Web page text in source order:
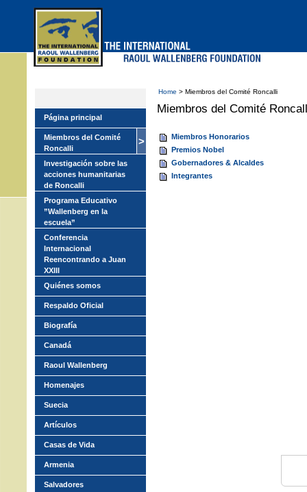
Home > Miembros del Comité Roncalli
Miembros del Comité
Miembros Honorarios
Premios Nobel
Gobernadores & Alcaldes
Integrantes
Página principal
Miembros del Comité
Roncalli
Investigación sobre las
acciones humanitarias
de Roncalli
Programa Educativo
”Wallenberg en la
escuela”
Conferencia
Internacional
Reencontrando a Juan
XXIII
Quiénes somos
Respaldo Oficial
Biografía
Canadá
Raoul Wallenberg
Homenajes
Suecia
Artículos
Casas de Vida
Armenia
Salvadores